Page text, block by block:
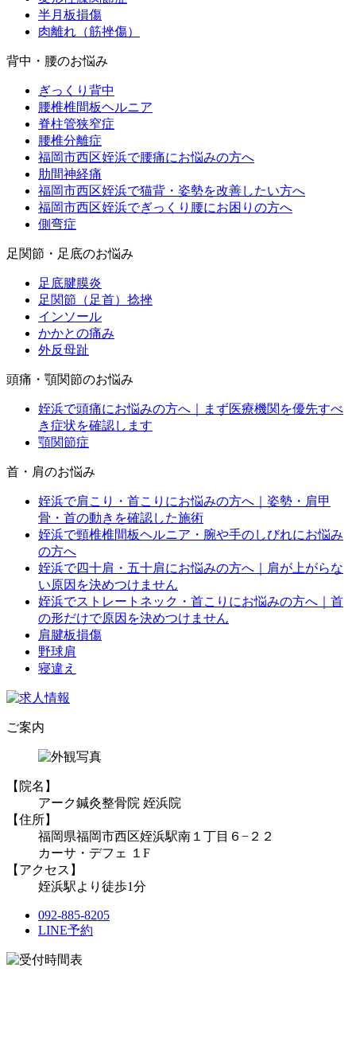
半月板損傷
肉離れ（筋挫傷）
背中・腰のお悩み
ぎっくり背中
腰椎椎間板ヘルニア
脊柱管狭窄症
腰椎分離症
福岡市西区姪浜で腰痛にお悩みの方へ
肋間神経痛
福岡市西区姪浜で猫背・姿勢を改善したい方へ
福岡市西区姪浜でぎっくり腰にお困りの方へ
側弯症
足関節・足底のお悩み
足底腱膜炎
足関節（足首）捻挫
インソール
かかとの痛み
外反母趾
頭痛・顎関節のお悩み
姪浜で頭痛にお悩みの方へ｜まず医療機関を優先すべ
き症状を確認します
顎関節症
首・肩のお悩み
姪浜で肩こり・首こりにお悩みの方へ｜姿勢・肩甲
骨・首の動きを確認した施術
姪浜で頸椎椎間板ヘルニア・腕や手のしびれにお悩み
の方へ
姪浜で四十肩・五十肩にお悩みの方へ｜肩が上がらな
い原因を決めつけません
姪浜でストレートネック・首こりにお悩みの方へ｜首
の形だけで原因を決めつけません
肩腱板損傷
野球肩
寝違え
ご案内
【院名】
アーク鍼灸整骨院 姪浜院
【住所】
福岡県福岡市西区姪浜駅南１丁目６−２２
カーサ・デフェ １F
【アクセス】
姪浜駅より徒歩1分
092-885-8205
LINE予約